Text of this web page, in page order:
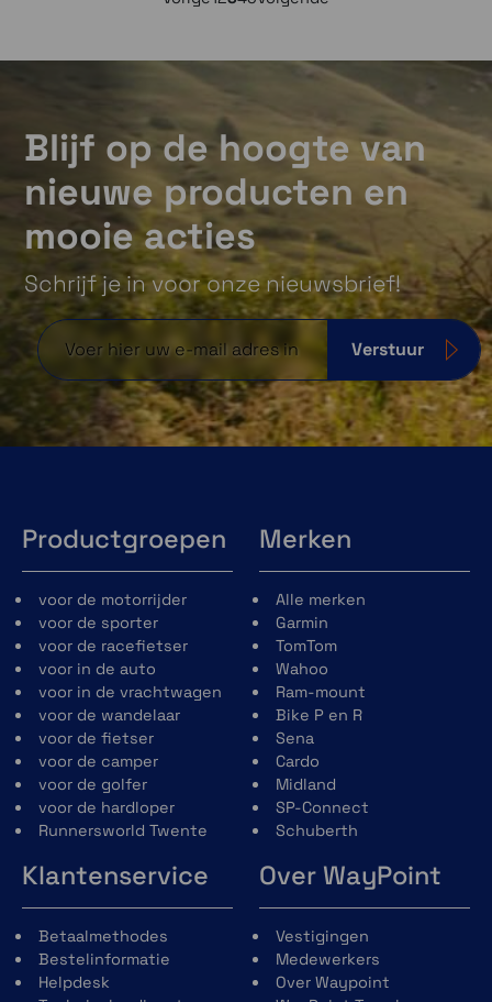
Blijf op de hoogte van
nieuwe producten en
mooie acties
Schrijf je in voor onze nieuwsbrief!
Verstuur
Productgroepen
voor de motorrijder
voor de sporter
voor de racefietser
voor in de auto
voor in de vrachtwagen
voor de wandelaar
voor de fietser
voor de camper
voor de golfer
voor de hardloper
Runnersworld Twente
Merken
Alle merken
Garmin
TomTom
Wahoo
Ram-mount
Bike P en R
Sena
Cardo
Midland
SP-Connect
Schuberth
Klantenservice
Betaalmethodes
Bestelinformatie
Helpdesk
Over WayPoint
Vestigingen
Medewerkers
Over Waypoint